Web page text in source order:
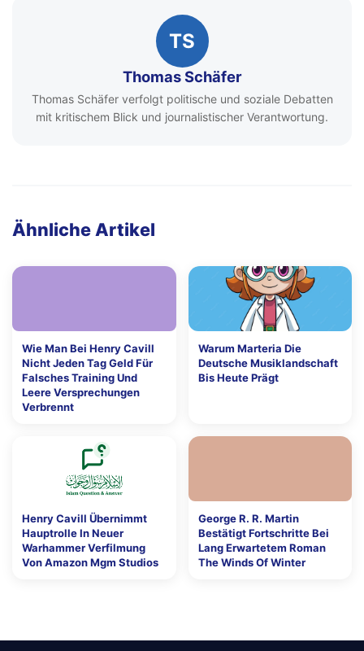
TS
Thomas Schäfer
Thomas Schäfer verfolgt politische und soziale Debatten
mit kritischem Blick und journalistischer Verantwortung.
Ähnliche Artikel
Wie Man Bei Henry Cavill
Nicht Jeden Tag Geld Für
Falsches Training Und
Leere Versprechungen
Verbrennt
Warum Marteria Die
Deutsche Musiklandschaft
Bis Heute Prägt
Henry Cavill Übernimmt
Hauptrolle In Neuer
Warhammer Verfilmung
Von Amazon Mgm Studios
George R. R. Martin
Bestätigt Fortschritte Bei
Lang Erwartetem Roman
The Winds Of Winter